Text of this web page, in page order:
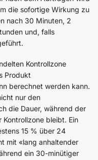
die sofortige Wirkung zu
nach 30 Minuten, 2
und, falls
Kontrollzone
Produkt
berechnet werden kann.
nur den
die Dauer, während der
bleibt. Ein
15 % über 24
mit «lang anhaltender
ein 30-minütiger